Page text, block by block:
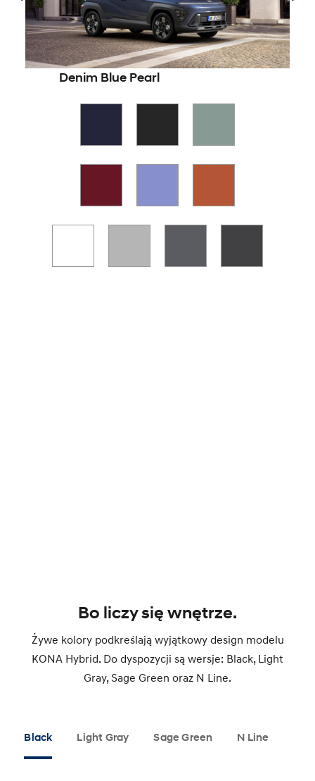
Denim Blue Pearl
Bo liczy się wnętrze.
Żywe kolory podkreślają wyjątkowy design modelu
KONA Hybrid. Do dyspozycji są wersje: Black, Light
Gray, Sage Green oraz N Line.
Black Light Gray Sage Green N Line